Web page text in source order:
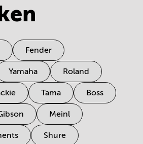
Fender
Yamaha Roland
Tama Boss
Meinl
Shure